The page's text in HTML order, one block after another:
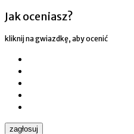
Jak oceniasz?
kliknij na gwiazdkę, aby ocenić
zagłosuj